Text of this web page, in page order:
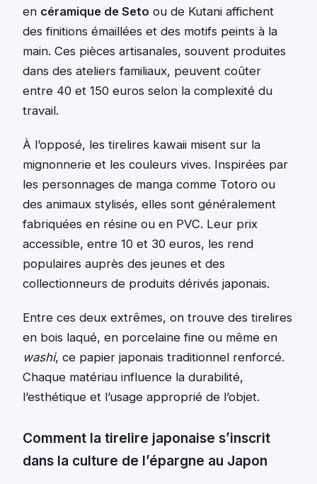
en céramique de Seto ou de Kutani affichent
des finitions émaillées et des motifs peints à la
main. Ces pièces artisanales, souvent produites
dans des ateliers familiaux, peuvent coûter
entre 40 et 150 euros selon la complexité du
travail.
À l’opposé, les tirelires kawaii misent sur la
mignonnerie et les couleurs vives. Inspirées par
les personnages de manga comme Totoro ou
des animaux stylisés, elles sont généralement
fabriquées en résine ou en PVC. Leur prix
accessible, entre 10 et 30 euros, les rend
populaires auprès des jeunes et des
collectionneurs de produits dérivés japonais.
Entre ces deux extrêmes, on trouve des tirelires
en bois laqué, en porcelaine fine ou même en
washi, ce papier japonais traditionnel renforcé.
Chaque matériau influence la durabilité,
l’esthétique et l’usage approprié de l’objet.
Comment la tirelire japonaise s’inscrit
dans la culture de l’épargne au Japon